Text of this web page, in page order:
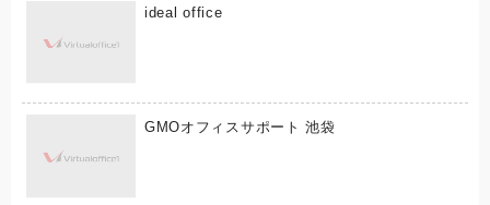
ideal office
GMOオフィスサポート 池袋